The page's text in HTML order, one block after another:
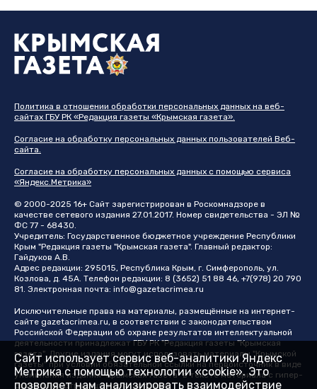
Политика в отношении обработки персональных данных на веб-
сайтах ГБУ РК «Редакция газеты «Крымская газета».
Согласие на обработку персональных данных пользователей Веб-
сайта.
Согласие на обработку персональных данных с помощью сервиса
«Яндекс.Метрика»
© 2000-2025 16+ Сайт зарегистрирован в Роскомнадзоре в
качестве сетевого издания 27.01.2017. Номер свидетельства - ЭЛ №
ФС 77 - 68430.
Учредитель: Государственное бюджетное учреждение Республики
Крым "Редакция газеты "Крымская газета". Главный редактор:
Гайдуков А.В.
Адрес редакции: 295015, Республика Крым, г. Симферополь, ул.
Козлова, д. 45А. Телефон редакции: 8 (3652) 51 88 46, +7(978) 20 790
81. Электронная почта: info@gazetacrimea.ru
Исключительные права на материалы, размещённые на интернет-
сайте gazetacrimea.ru, в соответствии с законодательством
Российской Федерации об охране результатов интеллектуальной
деятельности принадлежат ГБУ РК "Редакция газеты "Крымская
газета". Другие издания могут использовать материалы "Крымской
газеты" при условии обязательной ссылки на первоисточник в виде
упоминания издания "Крымская газета" в тексте материала с гипер-
ссылкой на страницу-первоисточник
Сайт использует сервис веб-аналитики Яндекс
Метрика с помощью технологии «cookie». Это
позволяет нам анализировать взаимодействие